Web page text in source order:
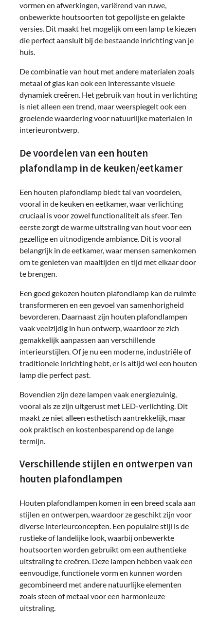
vormen en afwerkingen, variërend van ruwe,
onbewerkte houtsoorten tot gepolijste en gelakte
versies. Dit maakt het mogelijk om een lamp te kiezen
die perfect aansluit bij de bestaande inrichting van je
huis.
De combinatie van hout met andere materialen zoals
metaal of glas kan ook een interessante visuele
dynamiek creëren. Het gebruik van hout in verlichting
is niet alleen een trend, maar weerspiegelt ook een
groeiende waardering voor natuurlijke materialen in
interieurontwerp.
De voordelen van een houten
plafondlamp in de keuken/eetkamer
Een houten plafondlamp biedt tal van voordelen,
vooral in de keuken en eetkamer, waar verlichting
cruciaal is voor zowel functionaliteit als sfeer. Ten
eerste zorgt de warme uitstraling van hout voor een
gezellige en uitnodigende ambiance. Dit is vooral
belangrijk in de eetkamer, waar mensen samenkomen
om te genieten van maaltijden en tijd met elkaar door
te brengen.
Een goed gekozen houten plafondlamp kan de ruimte
transformeren en een gevoel van samenhorigheid
bevorderen. Daarnaast zijn houten plafondlampen
vaak veelzijdig in hun ontwerp, waardoor ze zich
gemakkelijk aanpassen aan verschillende
interieurstijlen. Of je nu een moderne, industriële of
traditionele inrichting hebt, er is altijd wel een houten
lamp die perfect past.
Bovendien zijn deze lampen vaak energiezuinig,
vooral als ze zijn uitgerust met LED-verlichting. Dit
maakt ze niet alleen esthetisch aantrekkelijk, maar
ook praktisch en kostenbesparend op de lange
termijn.
Verschillende stijlen en ontwerpen van
houten plafondlampen
Houten plafondlampen komen in een breed scala aan
stijlen en ontwerpen, waardoor ze geschikt zijn voor
diverse interieurconcepten. Een populaire stijl is de
rustieke of landelijke look, waarbij onbewerkte
houtsoorten worden gebruikt om een authentieke
uitstraling te creëren. Deze lampen hebben vaak een
eenvoudige, functionele vorm en kunnen worden
gecombineerd met andere natuurlijke elementen
zoals steen of metaal voor een harmonieuze
uitstraling.